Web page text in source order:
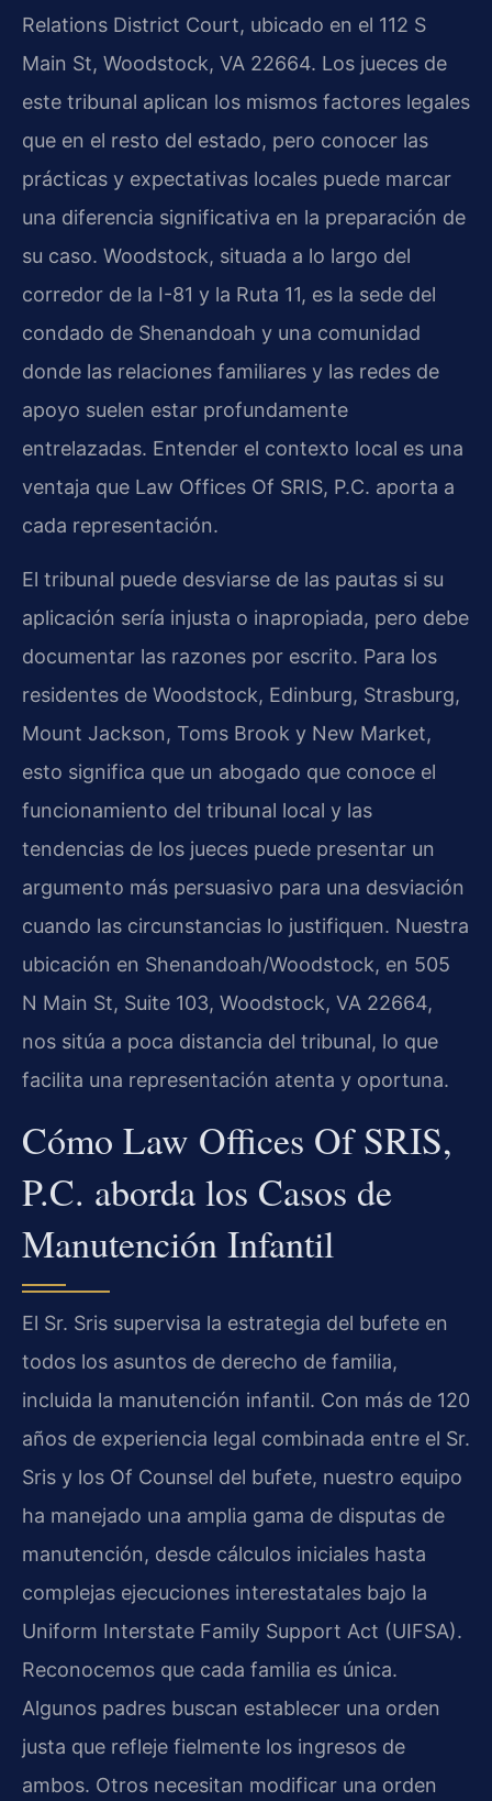
Relations District Court, ubicado en el 112 S
Main St, Woodstock, VA 22664. Los jueces de
este tribunal aplican los mismos factores legales
que en el resto del estado, pero conocer las
prácticas y expectativas locales puede marcar
una diferencia significativa en la preparación de
su caso. Woodstock, situada a lo largo del
corredor de la I-81 y la Ruta 11, es la sede del
condado de Shenandoah y una comunidad
donde las relaciones familiares y las redes de
apoyo suelen estar profundamente
entrelazadas. Entender el contexto local es una
ventaja que Law Offices Of SRIS, P.C. aporta a
cada representación.
El tribunal puede desviarse de las pautas si su
aplicación sería injusta o inapropiada, pero debe
documentar las razones por escrito. Para los
residentes de Woodstock, Edinburg, Strasburg,
Mount Jackson, Toms Brook y New Market,
esto significa que un abogado que conoce el
funcionamiento del tribunal local y las
tendencias de los jueces puede presentar un
argumento más persuasivo para una desviación
cuando las circunstancias lo justifiquen. Nuestra
ubicación en Shenandoah/Woodstock, en 505
N Main St, Suite 103, Woodstock, VA 22664,
nos sitúa a poca distancia del tribunal, lo que
facilita una representación atenta y oportuna.
Cómo Law Offices Of SRIS,
P.C. aborda los Casos de
Manutención Infantil
El Sr. Sris supervisa la estrategia del bufete en
todos los asuntos de derecho de familia,
incluida la manutención infantil. Con más de 120
años de experiencia legal combinada entre el Sr.
Sris y los Of Counsel del bufete, nuestro equipo
ha manejado una amplia gama de disputas de
manutención, desde cálculos iniciales hasta
complejas ejecuciones interestatales bajo la
Uniform Interstate Family Support Act (UIFSA).
Reconocemos que cada familia es única.
Algunos padres buscan establecer una orden
justa que refleje fielmente los ingresos de
ambos. Otros necesitan modificar una orden